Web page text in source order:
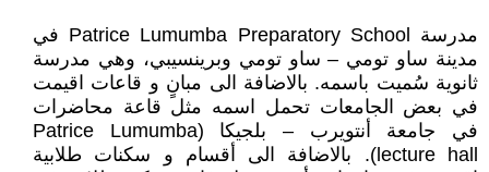
مدرسة Patrice Lumumba Preparatory School في
مدينة ساو تومي – ساو تومي وبرينسيبي، وهي مدرسة
ثانوية سُميت باسمه. بالاضافة الى مبانٍ و قاعات اقيمت
في بعض الجامعات تحمل اسمه مثل قاعة محاضرات
في جامعة أنتويرب – بلجيكا (Patrice Lumumba
lecture hall). بالاضافة الى أقسام و سكنات طلابية